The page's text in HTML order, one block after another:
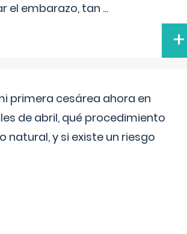
el embarazo, tan ...
+
primera cesárea ahora en
de abril, qué procedimiento
y si existe un riesgo